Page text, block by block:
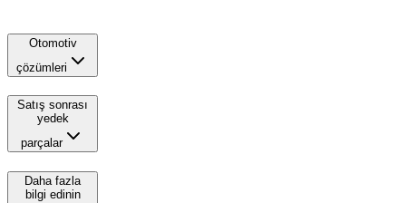
Otomotiv
çözümleri
Satış sonrası
yedek
parçalar
Daha fazla
bilgi edinin